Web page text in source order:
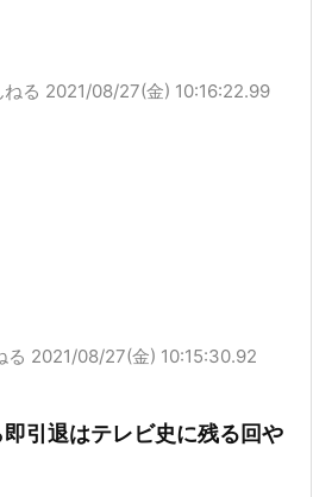
る 2021/08/27(金) 10:16:22.99
る 2021/08/27(金) 10:15:30.92
引退はテレビ史に残る回や